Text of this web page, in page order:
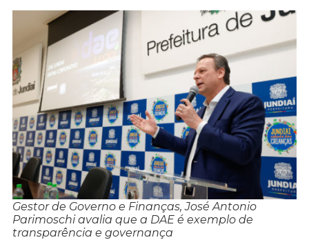
Gestor de Governo e Finanças, José Antonio
Parimoschi avalia que a DAE é exemplo de
transparência e governança